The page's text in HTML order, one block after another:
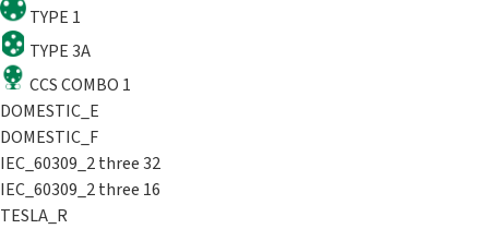
TYPE 1
TYPE 3A
CCS COMBO 1
DOMESTIC_E
DOMESTIC_F
IEC_60309_2 three 32
IEC_60309_2 three 16
TESLA_R